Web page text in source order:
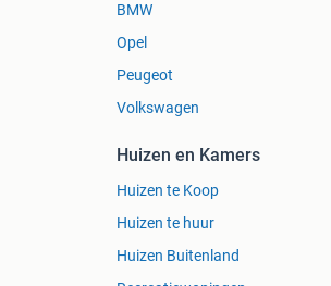
BMW
Opel
Peugeot
Volkswagen
Huizen en Kamers
Huizen te Koop
Huizen te huur
Huizen Buitenland